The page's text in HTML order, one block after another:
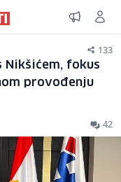
133
Nikšićem, fokus
provođenju
42